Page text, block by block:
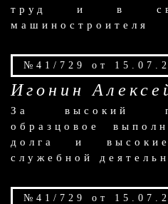
труд и в
машиностроителя
№41/729 от
Игонин
За высокий
образцовое
долга и
служебной
№41/729 от